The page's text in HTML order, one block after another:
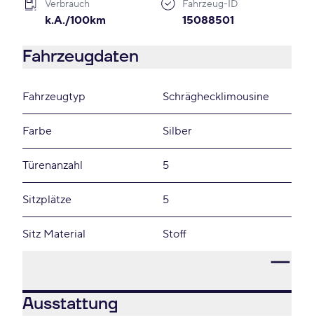
Verbrauch
k.A./100km
Fahrzeug-ID
15088501
Fahrzeugdaten
Fahrzeugtyp Schräghecklimousine
Farbe Silber
Türenanzahl 5
Sitzplätze 5
Sitz Material Stoff
Ausstattung